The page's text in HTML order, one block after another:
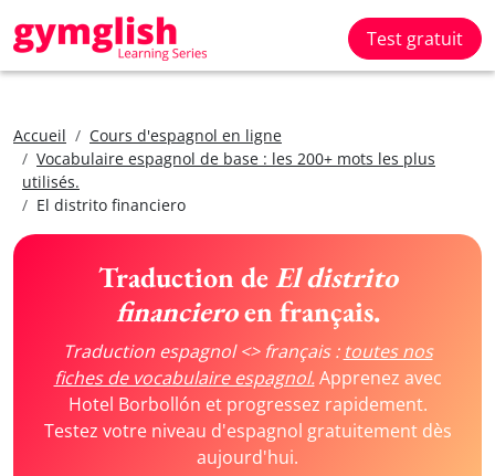
Test gratuit
Accueil
Cours d'espagnol en ligne
Vocabulaire espagnol de base : les 200+ mots les plus
utilisés.
El distrito financiero
Traduction deEl distrito
financieroen français.
Traduction espagnol <> français : toutes nos
fiches de vocabulaire espagnol.Apprenez avec
Hotel Borbollón et progressez rapidement.
Testez votre niveau d'espagnol gratuitement dès
aujourd'hui.